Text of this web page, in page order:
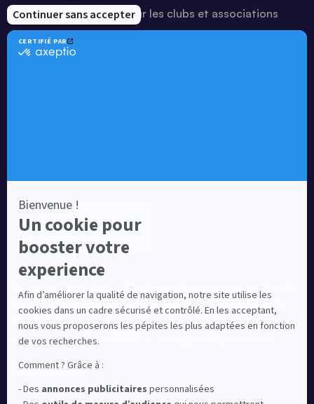
Catalogue Ekinsport pour les clubs et associations
Catalogue running Ekinsport
Blog
Equipementier sportif leader en France depuis plus de
10 ans, Ekinsport a été distingué par la rédaction de
Capital dans son classement des « Meilleurs sites de
commerce en ligne 2024 », catégorie Sportswear.
En savoir plus